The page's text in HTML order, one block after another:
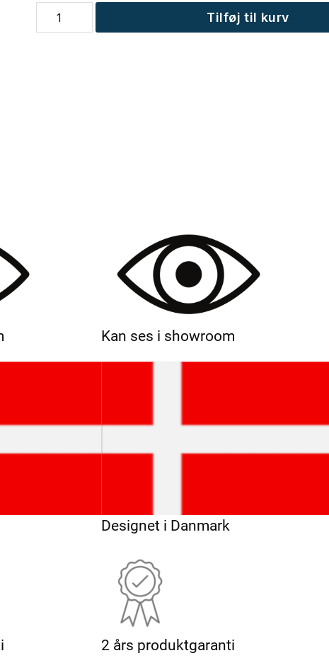
Tempo
Tilføj til kurv
Kan ses i showroom
Designet i Danmark
2 års produktgaranti